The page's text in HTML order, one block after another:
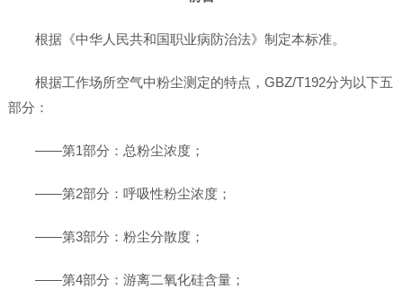
根据《中华人民共和国职业病防治法》制定本标准。
根据工作场所空气中粉尘测定的特点，GBZ/T192分为以下五
部分：
——第1部分：总粉尘浓度；
——第2部分：呼吸性粉尘浓度；
——第3部分：粉尘分散度；
——第4部分：游离二氧化硅含量；